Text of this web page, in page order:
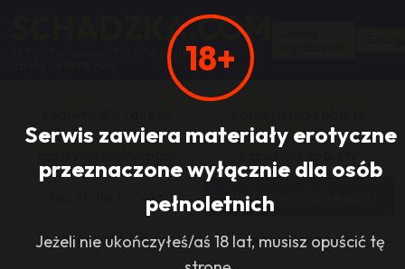
18+
Serwis zawiera materiały erotyczne
przeznaczone wyłącznie dla osób
pełnoletnich
Jeżeli nie ukończyłeś/aś 18 lat, musisz opuścić tę
SCHADZKA.COM
267 053 anonsów, 352 006 użytkowników,
facet dla faceta matrymonialne pan
zasponsoruj panią sponsor dla pani